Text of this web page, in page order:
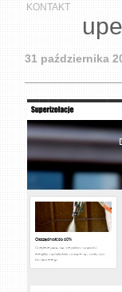
KONTAKT
31 października